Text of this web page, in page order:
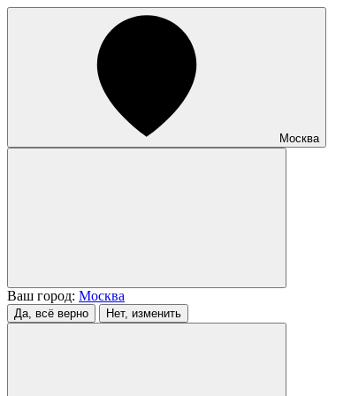
Москва
Ваш город: Москва
Да, всё верно Нет, изменить